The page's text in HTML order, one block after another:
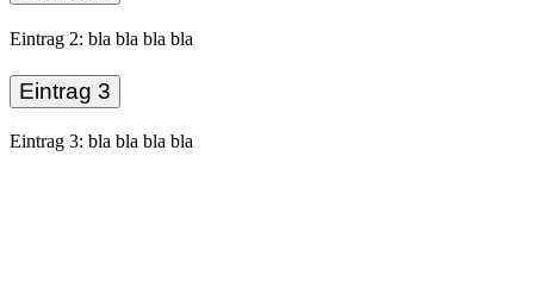
Eintrag 2: bla bla bla bla
Eintrag 3
Eintrag 3: bla bla bla bla